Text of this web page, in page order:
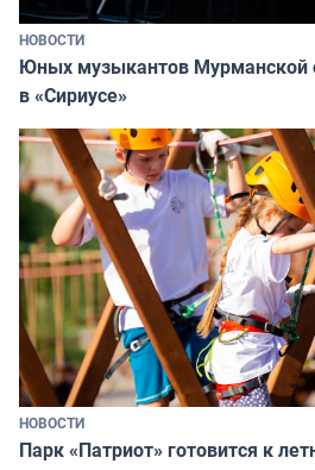
НОВОСТИ
Юных музыкантов Мурманской
в «Сириусе»
НОВОСТИ
Парк «Патриот» готовится к